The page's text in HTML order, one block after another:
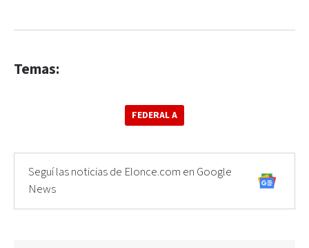
Temas:
FEDERAL A
Seguí las noticias de Elonce.com en Google
News